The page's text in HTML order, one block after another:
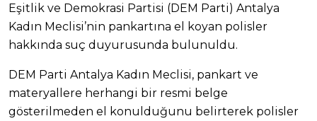
Eşitlik ve Demokrasi Partisi (DEM Parti) Antalya
Kadın Meclisi’nin pankartına el koyan polisler
hakkında suç duyurusunda bulunuldu.
DEM Parti Antalya Kadın Meclisi, pankart ve
materyallere herhangi bir resmi belge
gösterilmeden el konulduğunu belirterek polisler